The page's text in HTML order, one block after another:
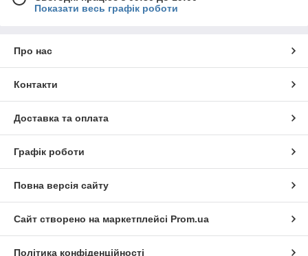
Показати весь графік роботи
Про нас
Контакти
Доставка та оплата
Графік роботи
Повна версія сайту
Сайт створено на маркетплейсі Prom.ua
Політика конфіденційності